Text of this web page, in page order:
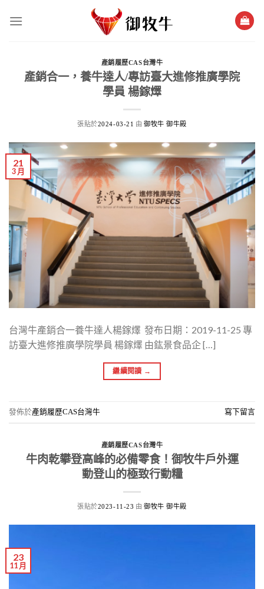
產銷履歷CAS台灣牛
產銷合一，養牛達人/專訪臺大進修推廣學院
學員 楊鎵燡
張貼於2024-03-21 由御牧牛 御牛殿
21
3 月
台灣牛產銷合一養牛達人楊鎵燡 發布日期：2019-11-25 專
訪臺大進修推廣學院學員 楊鎵燡 由鈜景食品企 […]
繼續閱讀 →
發佈於產銷履歷CAS台灣牛 寫下留言
產銷履歷CAS台灣牛
牛肉乾攀登高峰的必備零食！御牧牛戶外運
動登山的極致行動糧
張貼於2023-11-23 由御牧牛 御牛殿
23
11 月